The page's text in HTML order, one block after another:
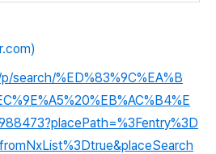
search/%ED%83%9C%EA%B